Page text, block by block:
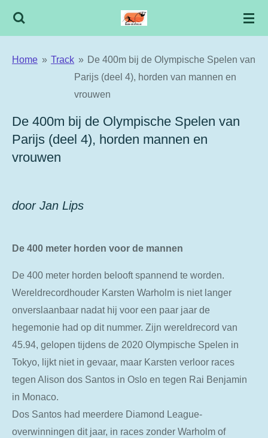
Ga
de
Home » Track » De 400m bij de Olympische Spelen van
Parijs (deel 4), horden van mannen en
vrouwen
De 400m bij de Olympische Spelen van
Parijs (deel 4), horden mannen en
vrouwen
door Jan Lips
De 400 meter horden voor de mannen
De 400 meter horden belooft spannend te worden.
Wereldrecordhouder Karsten Warholm is niet langer
onverslaanbaar nadat hij voor een paar jaar de
hegemonie had op dit nummer. Zijn wereldrecord van
45.94, gelopen tijdens de 2020 Olympische Spelen in
Tokyo, lijkt niet in gevaar, maar Karsten verloor races
tegen Alison dos Santos in Oslo en tegen Rai Benjamin
in Monaco.
Dos Santos had meerdere Diamond League-
overwinningen dit jaar, in races zonder Warholm of